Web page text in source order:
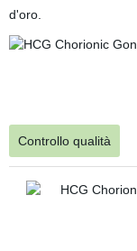
d'oro.
Controllo qualità